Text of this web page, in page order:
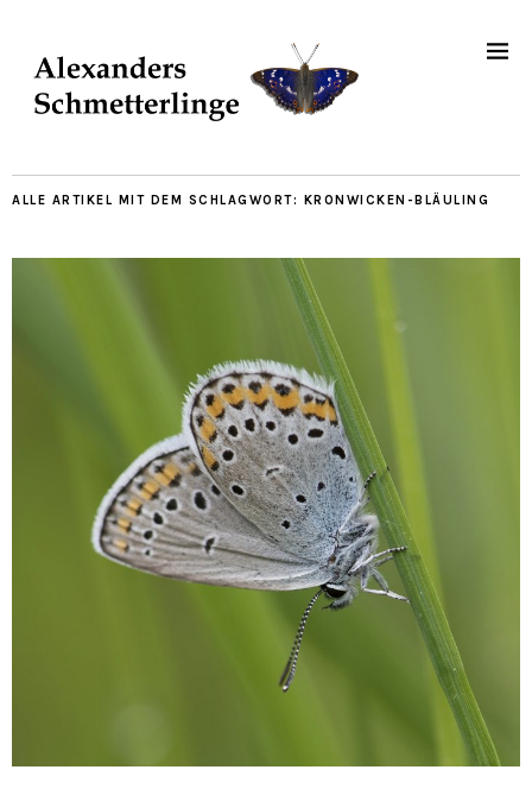
ALLE ARTIKEL MIT DEM SCHLAGWORT: KRONWICKEN-BLÄULING